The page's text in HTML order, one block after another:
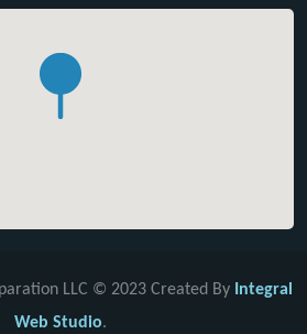
LLC © 2023 Created By Integral
Web Studio.